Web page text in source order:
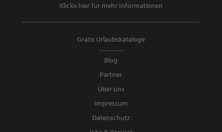
Klicke hier für mehr Informationen
Gratis Urlaubskataloge
Blog
Partner
Über uns
Impressum
Datenschutz